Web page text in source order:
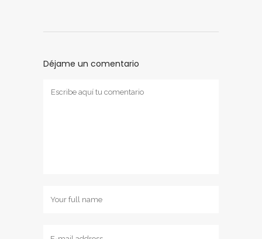
Déjame un comentario